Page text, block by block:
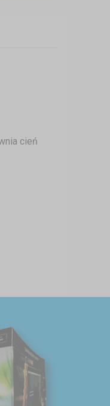
cień